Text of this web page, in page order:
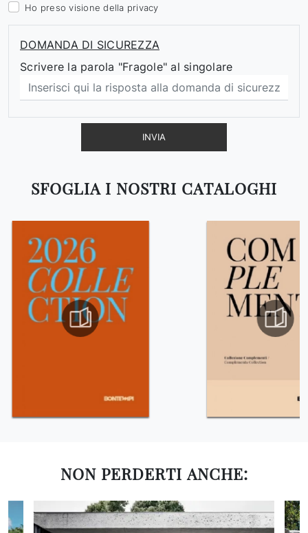
SFOGLIA I NOSTRI CATALOGHI
Ho preso visione della privacy
DOMANDA DI SICUREZZA
Scrivere la parola "Fragole" al singolare
INVIA
NON PERDERTI ANCHE: